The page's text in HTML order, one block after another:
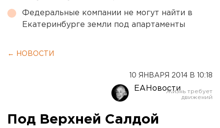
Федеральные компании не могут найти в
Екатеринбурге земли под апартаменты
← НОВОСТИ
10 ЯНВАРЯ 2014 В 10:18
ЕАНовости
Под Верхней Салдой